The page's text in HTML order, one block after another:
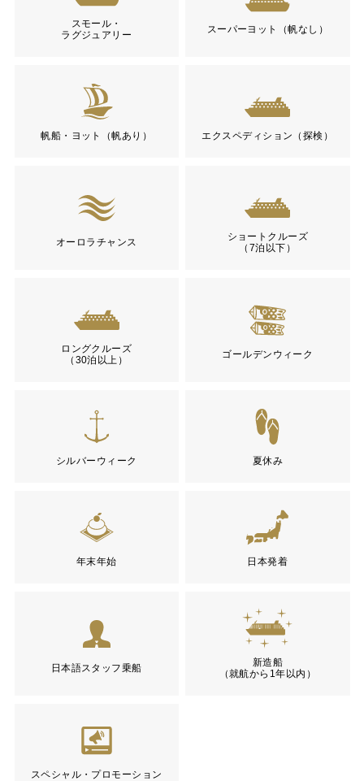
スモール・
ラグジュアリー
スーパーヨット（帆なし）
帆船・ヨット（帆あり） エクスペディション（探検）
オーロラチャンス
ショートクルーズ
（7泊以下）
ロングクルーズ
（30泊以上）
ゴールデンウィーク
シルバーウィーク 夏休み
年末年始 日本発着
日本語スタッフ乗船
新造船
（就航から1年以内）
スペシャル・プロモーション